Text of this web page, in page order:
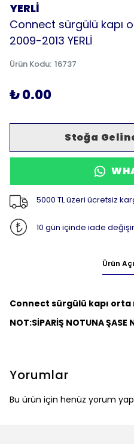
YERLİ
Connect sürgülü kapı
2009-2013 YERLİ
Ürün Kodu: 16737
₺ 0.00
Stoğa
5000 TL üzeri ücretsiz
10 gün içinde iade
Ürün
Connect sürgülü kapı orta
NOT:SİPARİŞ NOTUNA ŞASE
Yorumlar
Bu ürün için henüz yorum